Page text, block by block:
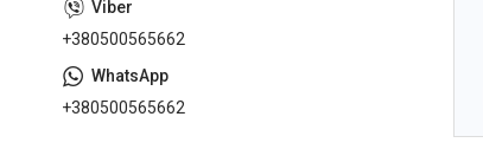
+380500565662
+380500565662